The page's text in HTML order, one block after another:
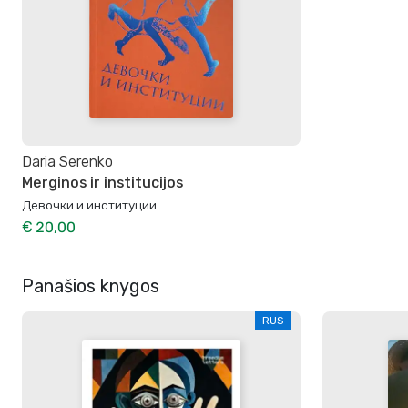
Daria Serenko
Merginos ir institucijos
Девочки и институции
€ 20,00
Panašios knygos
RUS